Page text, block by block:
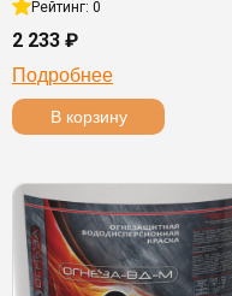
Рейтинг: 0
2 233 ₽
Подробнее
В корзину